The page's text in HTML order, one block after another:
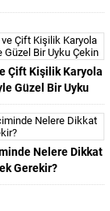
Çift Kişilik Karyola
Güzel Bir Uyku
Çekin
Nelere Dikkat
Gerekir?